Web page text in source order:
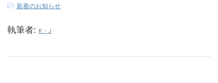
-新着のお知らせ
執筆者: K・J